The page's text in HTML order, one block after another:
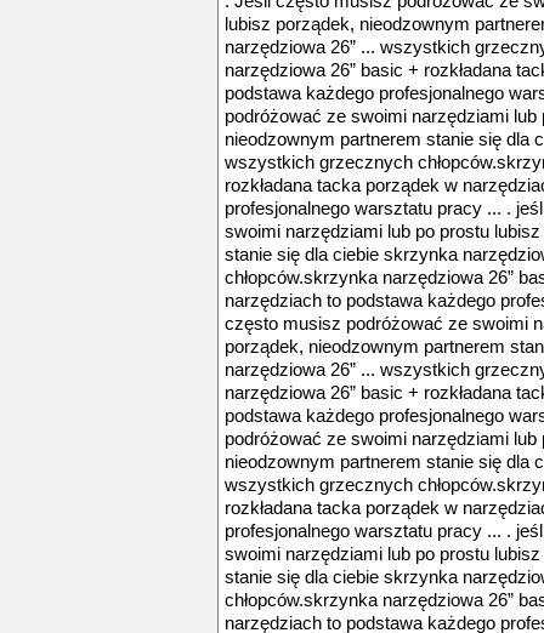
lubisz porządek, nieodzownym
narzędziowa 26” ... wszystkich
narzędziowa 26” basic + rozkładana
podstawa każdego profesjonalnego
podróżować ze swoimi narzędziami
nieodzownym partnerem stanie się dla
wszystkich grzecznych
rozkładana tacka porządek w
profesjonalnego warsztatu pracy ... .
swoimi narzędziami lub po prostu
stanie się dla ciebie skrzynka
chłopców.skrzynka narzędziowa 26”
narzędziach to podstawa każdego
często musisz podróżować ze swoimi
porządek, nieodzownym partnerem
narzędziowa 26” ... wszystkich
narzędziowa 26” basic + rozkładana
podstawa każdego profesjonalnego
podróżować ze swoimi narzędziami
nieodzownym partnerem stanie się dla
wszystkich grzecznych
rozkładana tacka porządek w
profesjonalnego warsztatu pracy ... .
swoimi narzędziami lub po prostu
stanie się dla ciebie skrzynka
chłopców.skrzynka narzędziowa 26”
narzędziach to podstawa każdego